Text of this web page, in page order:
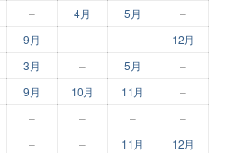
– 4月 5月
–
9月 – – 12月
3月 – 5月
–
9月 10月 11月 –
– – –
–
– – 11月 12月